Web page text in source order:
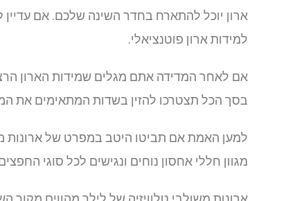
ארון יוכל להתארח בחדר השינה שלכם. אם
למידות ארון פוטנציאלי.
אם לאחר המדידה אתם מגלים שמידות הארון
בסך הכל תצטרכו להזין בשדות המתאימים את
למען האמת אם תביטו היטב במפרט של ארונות
מגוון חללי אחסון נוחים ונגישים לכל סוגי